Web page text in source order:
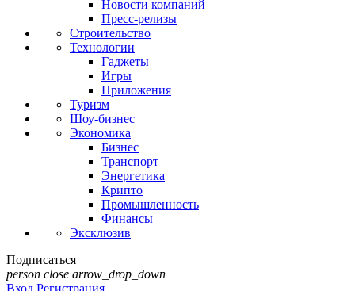
Новости компаний
Пресс-релизы
Строительство
Технологии
Гаджеты
Игры
Приложения
Туризм
Шоу-бизнес
Экономика
Бизнес
Транспорт
Энергетика
Крипто
Промышленность
Финансы
Эксклюзив
Подписаться
person close arrow_drop_down